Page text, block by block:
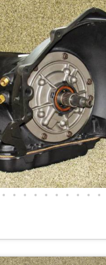
• • • • • • • • • •